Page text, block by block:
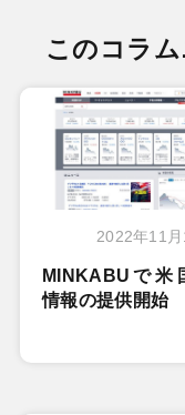
このコラ
2022年11月
MINKABUで米
情報の提供開始